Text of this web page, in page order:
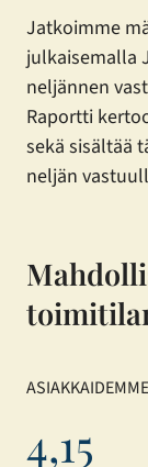
Jatkoimme
julkaisemalla
neljännen
Raportti
sekä sisältää
neljän
4,15